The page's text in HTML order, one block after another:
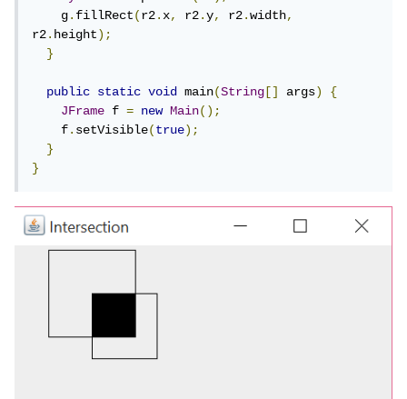
    g
.fillRect(r2.x, r2.y, r2.width,
r2.height);
}
public static void main(String [] args)
{
JFrame f = new Main();
    f
.setVisible(true);
}
}